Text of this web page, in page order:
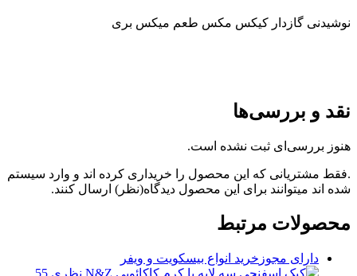
نوشیدنی گازدار کیکس مکس طعم میکس بری
نقد و بررسی‌ها
هنوز بررسی‌ای ثبت نشده است.
.فقط مشتریانی که این محصول را خریداری کرده اند و وارد سیستم
شده اند میتوانند برای این محصول دیدگاه(نظر) ارسال کنند.
محصولات مرتبط
دارای مجوز خرید انواع بیسکویت و ویفر